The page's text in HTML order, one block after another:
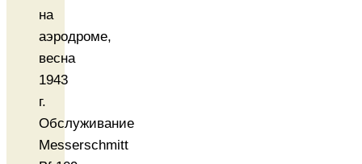
Обслуживание
Messerschmitt